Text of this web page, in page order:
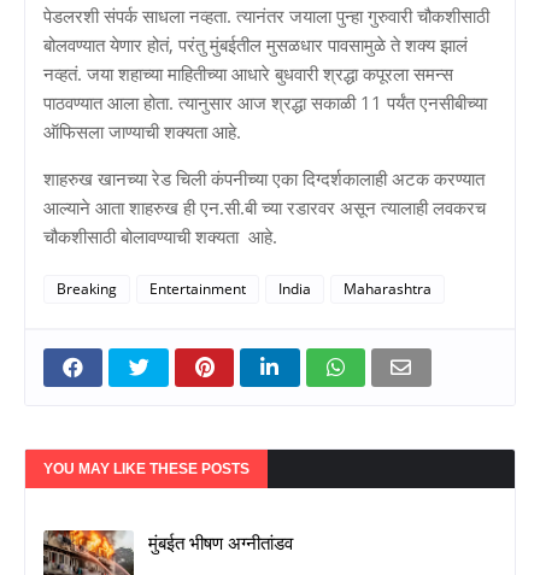
पेडलरशी संपर्क साधला नव्हता. त्यानंतर जयाला पुन्हा गुरुवारी चौकशीसाठी
बोलवण्यात येणार होतं, परंतु मुंबईतील मुसळधार पावसामुळे ते शक्य झालं
नव्हतं. जया शहाच्या माहितीच्या आधारे बुधवारी श्रद्धा कपूरला समन्स
पाठवण्यात आला होता. त्यानुसार आज श्रद्धा सकाळी 11 पर्यंत एनसीबीच्या
ऑफिसला जाण्याची शक्यता आहे.
शाहरुख खानच्या रेड चिली कंपनीच्या एका दिग्दर्शकालाही अटक करण्यात
आल्याने आता शाहरुख ही एन.सी.बी च्या रडारवर असून त्यालाही लवकरच
चौकशीसाठी बोलावण्याची शक्यता आहे.
Breaking Entertainment India Maharashtra
YOU MAY LIKE THESE POSTS
मुंबईत भीषण अग्नीतांडव